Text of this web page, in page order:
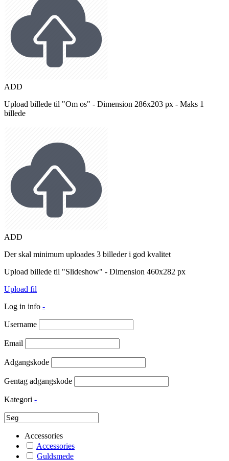
ADD
Upload billede til "Om os" - Dimension 286x203 px - Maks 1
billede
ADD
Der skal minimum uploades 3 billeder i god kvalitet
Upload billede til "Slideshow" - Dimension 460x282 px
Upload fil
Log in info -
Username
Email
Adgangskode
Gentag adgangskode
Kategori -
Accessories
Accessories
Guldsmede